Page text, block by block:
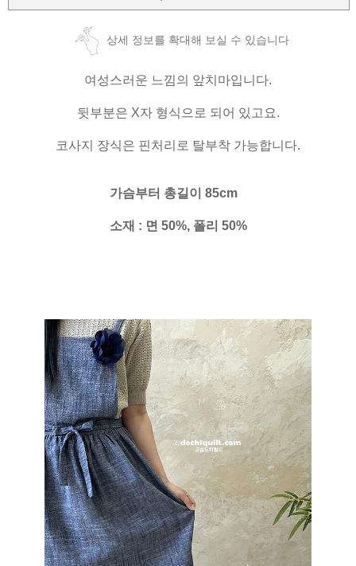
상세 정보를 확대해 보실 수 있습니다
여성스러운 느낌의 앞치마입니다.
뒷부분은 X자 형식으로 되어 있고요.
코사지 장식은 핀처리로 탈부착 가능합니다.
가슴부터 총길이 85cm
소재 : 면 50%, 폴리 50%